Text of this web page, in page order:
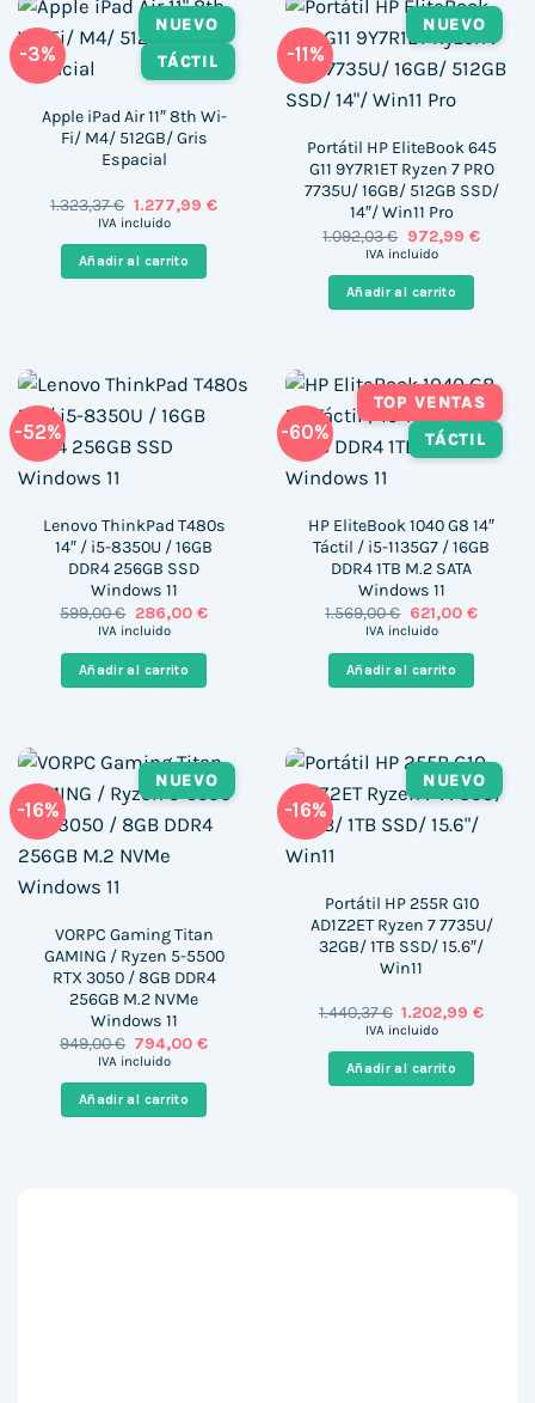
-3%
NUEVO
TÁCTIL
Apple iPad Air 11″ 8th Wi-
Fi/ M4/ 512GB/ Gris
Espacial
1.323,37€ El
precio
era:
1.323,37 €.
1.277,99 €El
IVA incluido
Añadir al carrito
-11%
NUEVO
Portátil HP EliteBook 645
G11 9Y7R1ET Ryzen 7 PRO
7735U/ 16GB/ 512GB SSD/
14″/ Win11 Pro
1.092,03€ El
precio
era:
1.092,03 €.
972,99 €El
IVA incluido
Añadir al carrito
-52%
Lenovo ThinkPad T480s
14″ / i5-8350U / 16GB
DDR4 256GB SSD
Windows 11
599,00€ El
precio
era:
599,00 €.
286,00 €El
es:
IVA incluido
Añadir al carrito
-60%
TOP VENTAS
TÁCTIL
HP EliteBook 1040 G8 14″
Táctil / i5-1135G7 / 16GB
DDR4 1TB M.2 SATA
Windows 11
1.569,00€ El
precio
1.569,00 €.
621,00 €El
IVA incluido
Añadir al carrito
-16%
NUEVO
VORPC Gaming Titan
GAMING / Ryzen 5-5500
RTX 3050 / 8GB DDR4
256GB M.2 NVMe
Windows 11
949,00€ El
precio
era:
949,00 €.
794,00€El
IVA incluido
Añadir al carrito
-16%
NUEVO
Portátil HP 255R G10
AD1Z2ET Ryzen 7 7735U/
32GB/ 1TB SSD/ 15.6″/
Win11
1.440,37€ El
precio
era:
1.440,37 €.
1.202,99€El
IVA incluido
Añadir al carrito